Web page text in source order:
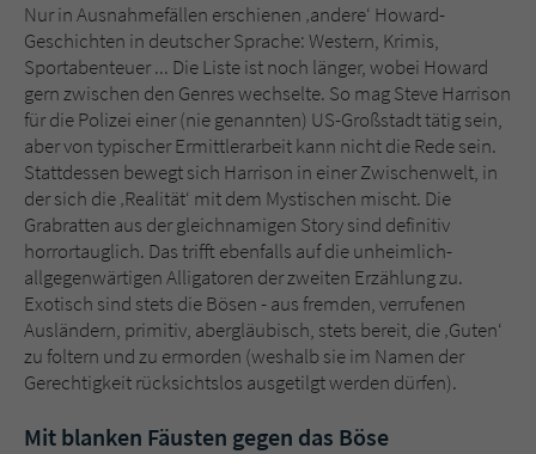
Nur in Ausnahmefällen erschienen ‚andere‘ Howard-
Geschichten in deutscher Sprache: Western, Krimis,
Sportabenteuer ... Die Liste ist noch länger, wobei Howard
gern zwischen den Genres wechselte. So mag Steve Harrison
für die Polizei einer (nie genannten) US-Großstadt tätig sein,
aber von typischer Ermittlerarbeit kann nicht die Rede sein.
Stattdessen bewegt sich Harrison in einer Zwischenwelt, in
der sich die ‚Realität‘ mit dem Mystischen mischt. Die
Grabratten aus der gleichnamigen Story sind definitiv
horrortauglich. Das trifft ebenfalls auf die unheimlich-
allgegenwärtigen Alligatoren der zweiten Erzählung zu.
Exotisch sind stets die Bösen - aus fremden, verrufenen
Ausländern, primitiv, abergläubisch, stets bereit, die ‚Guten‘
zu foltern und zu ermorden (weshalb sie im Namen der
Gerechtigkeit rücksichtslos ausgetilgt werden dürfen).
Mit blanken Fäusten gegen das Böse